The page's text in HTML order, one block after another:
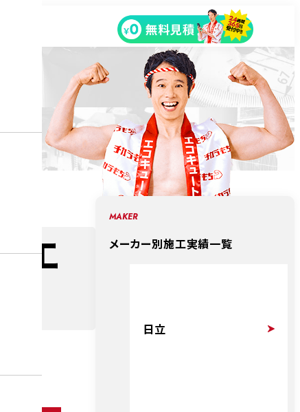
エ
MAKER
メーカー別施工実績一覧
日立